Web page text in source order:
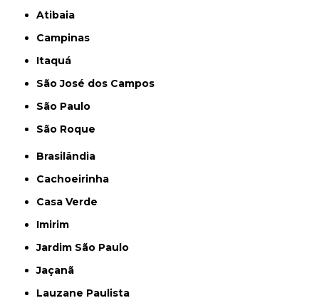
Atibaia
Campinas
Itaquá
São José dos Campos
São Paulo
São Roque
Brasilândia
Cachoeirinha
Casa Verde
Imirim
Jardim São Paulo
Jaçanã
Lauzane Paulista